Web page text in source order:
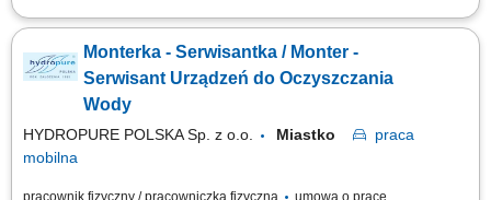
Zadania w pracy: Instalacje systemów filtracji wody, Bieżąca obsługa
Monterka - Serwisantka / Monter -
Serwisant Urządzeń do Oczyszczania
Wody
HYDROPURE POLSKA Sp. z o.o. Miastko
praca
mobilna
pracownik fizyczny / pracowniczka fizyczna
umowa o pracę